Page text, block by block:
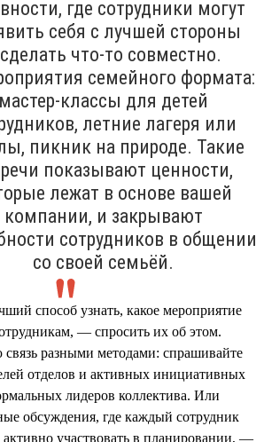
где сотрудники могут
себя с лучшей стороны
что-то совместно.
семейного формата:
мастер-классы для детей
летние лагеря или
пикник на природе. Такие
показывают ценности,
лежат в основе вашей
компании, и закрывают
сотрудников в общении
со своей семьёй.
способ узнать, какое мероприятие
— спросить их об этом.
разными методами: спрашивайте
отделов и активных инициативных
лидеров коллектива. Или
обсуждения, где каждый сотрудник
активно участвовать в планировании, —